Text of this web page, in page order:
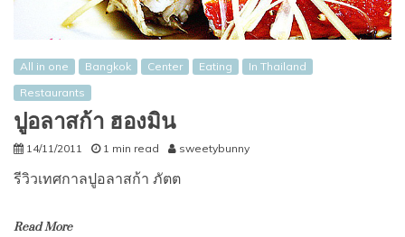
All in one Bangkok Center Eating
In Thailand
Restaurants
ปูอลาสก้า ฮองมิน
14/11/2011 1 min read sweetybunny
รีวิวเทศกาลปูอลาสก้า ภัตต
Read More